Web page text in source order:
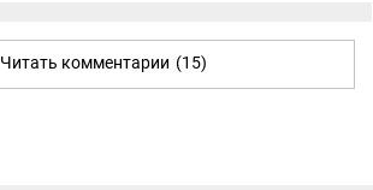
Читать комментарии (15)